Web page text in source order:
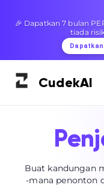
🎉 Dapatkan 7 bulan
tiada
CudekAI
Buat kandungan
-mana penonton